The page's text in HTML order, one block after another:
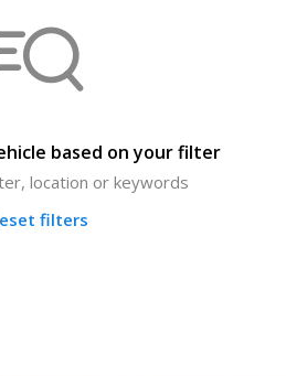
based on your filter
location or keywords
filters